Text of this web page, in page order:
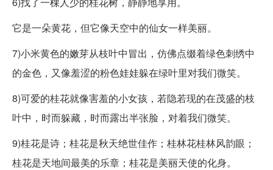
它是一朵黄花，但它像天空中的仙女一样美丽。
7)小米黄色的嫩芽从枝叶中冒出，仿佛点缀着绿色刺绣中
的金色，又像羞涩的粉色娃娃躲在绿叶里对我们微笑。
8)可爱的桂花就像害羞的小女孩，若隐若现的在茂盛的枝
叶中，时而躲藏，时而露出半张脸，对着我们微笑。
9)桂花是诗；桂花是秋天绝世佳作；桂林花桂林风韵眼；
桂花是天地间最美的乐章；桂花是美丽天使的化身。